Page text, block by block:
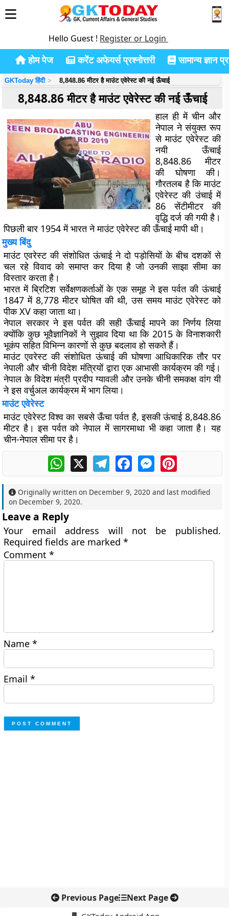
Hello Guest ! Register or Login
होम पेज करेंट अफेयर्स प्रश्नोत्तरी सामान्य ज्ञान
GKToday हिंदी 8,848.86 मीटर है माउंट एवेरेस्ट की नई ऊँचाई
8,848.86 मीटर है माउंट एवेरेस्ट की नई ऊँचाई
हाल ही में चीन और
नेपाल ने संयुक्त रूप
से माउंट एवेरेस्ट की
नयी ऊँचाई
8,848.86 मीटर
की घोषणा की।
गौरतलब है कि माउंट
एवेरेस्ट की उंचाई में
86 सेंटीमीटर की
वृद्धि दर्ज की गयी है।
पिछली बार 1954 में भारत ने माउंट एवेरेस्ट की ऊँचाई मापी थी।
मुख्य बिंदु
माउंट एवरेस्ट की संशोधित ऊंचाई ने दो पड़ोसियों के बीच दशकों से
चल रहे विवाद को समाप्त कर दिया है जो उनकी साझा सीमा का
विस्तार करता है।
भारत में ब्रिटिश सर्वेक्षणकर्ताओं के एक समूह ने इस पर्वत की ऊंचाई
1847 में 8,778 मीटर घोषित की थी, उस समय माउंट एवेरेस्ट को
पीक XV कहा जाता था।
नेपाल सरकार ने इस पर्वत की सही ऊँचाई मापने का निर्णय लिया
क्योंकि कुछ भूवैज्ञानिकों ने सुझाव दिया था कि 2015 के विनाशकारी
भूकंप सहित विभिन्न कारणों से कुछ बदलाव हो सकते हैं।
माउंट एवरेस्ट की संशोधित ऊंचाई की घोषणा आधिकारिक तौर पर
नेपाली और चीनी विदेश मंत्रियों द्वारा एक आभासी कार्यक्रम की गई।
नेपाल के विदेश मंत्री प्रदीप ग्यावली और उनके चीनी समकक्ष वांग यी
ने इस वर्चुअल कार्यक्रम में भाग लिया।
माउंट एवेरेस्ट
माउंट एवेरेस्ट विश्व का सबसे ऊँचा पर्वत है, इसकी ऊंचाई 8,848.86
मीटर है। इस पर्वत को नेपाल में सागरमाथा भी कहा जाता है। यह
चीन-नेपाल सीमा पर है।
WhatsApp
X TelegramFacebookMessengerPinterest
Originally written on December 9, 2020 and last modified
on December 9, 2020.
Leave a Reply
Your email address will not be published.
Required fields are marked*
Comment*
Name*
Email*
Previous Page Next Page